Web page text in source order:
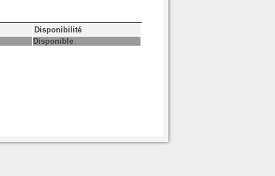
Disponibilité
Disponible